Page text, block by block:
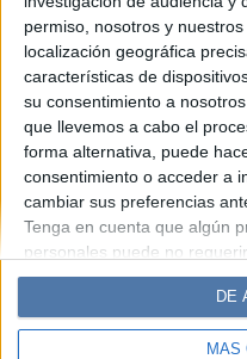
permiso, nosotros y
localización geográfica
características de
su consentimiento a
que llevemos a cabo el
forma alternativa, puede
consentimiento o acceder a
cambiar sus preferencias
Tenga en cuenta que algún
personales puede no
tiene el derecho de
preferencias se aplicarán
sus preferencias o retirar su
momento volviendo a esteMÁS
DE
Diario Perfil Caras
Hombre
Weekend